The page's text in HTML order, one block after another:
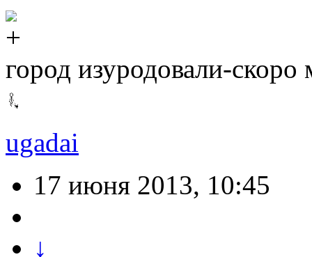
город изуродовали-
ugadai
17 июня 2013, 10:45
↓